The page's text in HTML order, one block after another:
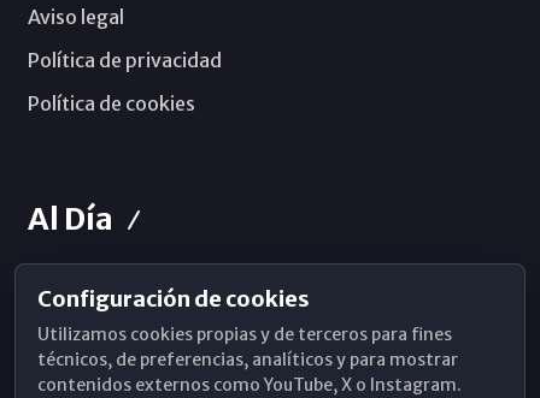
Aviso legal
Política de privacidad
Política de cookies
Al Día
Horarios de Misa
Hemeroteca
WhatsApp
Configuración de cookies
Utilizamos cookies propias y de terceros para fines
técnicos, de preferencias, analíticos y para mostrar
contenidos externos como YouTube, X o Instagram.